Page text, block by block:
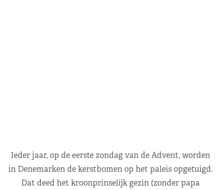
Ieder jaar, op de eerste zondag van de Advent, worden
in Denemarken de kerstbomen op het paleis opgetuigd.
Dat deed het kroonprinselijk gezin (zonder papa